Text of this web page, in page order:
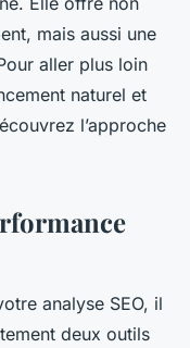
mais aussi une
aller plus loin
naturel et
l’approche
analyse SEO, il
deux outils